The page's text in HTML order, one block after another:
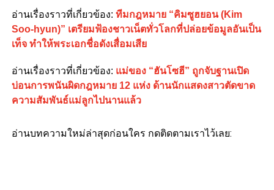
อ่านเรื่องราวที่เกี่ยวข้อง: ทีมกฎหมาย “คิมซูฮยอน (Kim
Soo-hyun)” เตรียมฟ้องชาวเน็ตทั่วโลกที่ปล่อยข้อมูลอันเป็น
เท็จ ทำให้พระเอกชื่อดังเสื่อมเสีย
อ่านเรื่องราวที่เกี่ยวข้อง: แม่ของ “ฮันโซฮี” ถูกจับฐานเปิด
บ่อนการพนันผิดกฎหมาย 12 แห่ง ด้านนักแสดงสาวตัดขาด
ความสัมพันธ์แม่ลูกไปนานแล้ว
อ่านบทความใหม่ล่าสุดก่อนใคร กดติดตามเราไว้เลย: